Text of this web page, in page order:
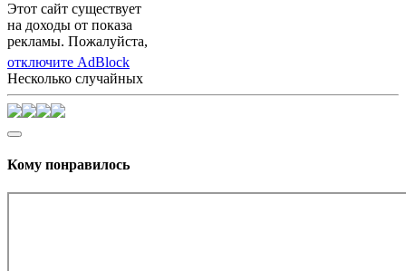
Этот сайт существует
на доходы от показа
рекламы. Пожалуйста,
отключите AdBlock
Несколько случайных
Кому понравилось